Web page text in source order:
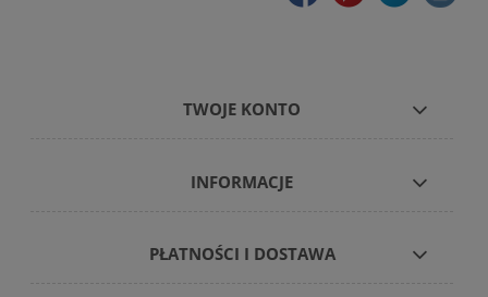
TWOJE KONTO
INFORMACJE
PŁATNOŚCI I DOSTAWA